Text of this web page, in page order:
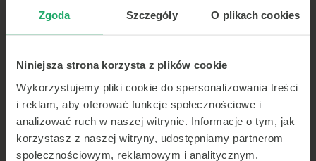
Zgoda Szczegóły O plikach cookies
Niniejsza strona korzysta z plików cookie
Wykorzystujemy pliki cookie do spersonalizowania treści
i reklam, aby oferować funkcje społecznościowe i
analizować ruch w naszej witrynie. Informacje o tym, jak
korzystasz z naszej witryny, udostępniamy partnerom
społecznościowym, reklamowym i analitycznym.
Lekarz pierwszego kontaktu w 15
minut — wideo, telefon lub czat.
Nowa recepta lub
leków bez wizyty osobiście.